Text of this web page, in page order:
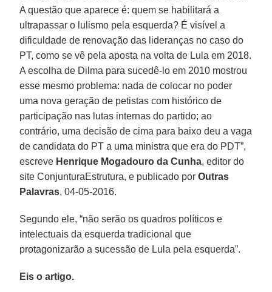
A questão que aparece é: quem se habilitará a
ultrapassar o lulismo pela esquerda? É visível a
dificuldade de renovação das lideranças no caso do
PT, como se vê pela aposta na volta de Lula em 2018.
A escolha de Dilma para sucedê-lo em 2010 mostrou
esse mesmo problema: nada de colocar no poder
uma nova geração de petistas com histórico de
participação nas lutas internas do partido; ao
contrário, uma decisão de cima para baixo deu a vaga
de candidata do PT a uma ministra que era do PDT”,
escreve Henrique Mogadouro da Cunha, editor do
site ConjunturaEstrutura, e publicado porOutras
Palavras, 04-05-2016.
Segundo ele, “não serão os quadros políticos e
intelectuais da esquerda tradicional que
protagonizarão a sucessão de Lula pela esquerda”.
Eis o artigo.